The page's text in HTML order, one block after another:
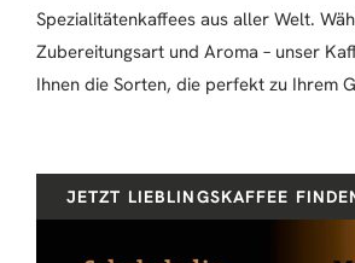
Spezialitätenkaffees aus aller Welt.
Zubereitungsart und Aroma – unser
Ihnen die Sorten, die perfekt zu Ihrem
JETZT LIEBLINGSKAFFEE